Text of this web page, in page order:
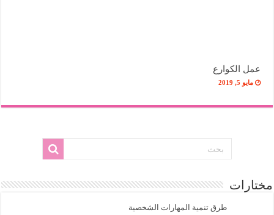
عمل الكوارع
مايو 5, 2019
مختارات
طرق تنمية المهارات الشخصية